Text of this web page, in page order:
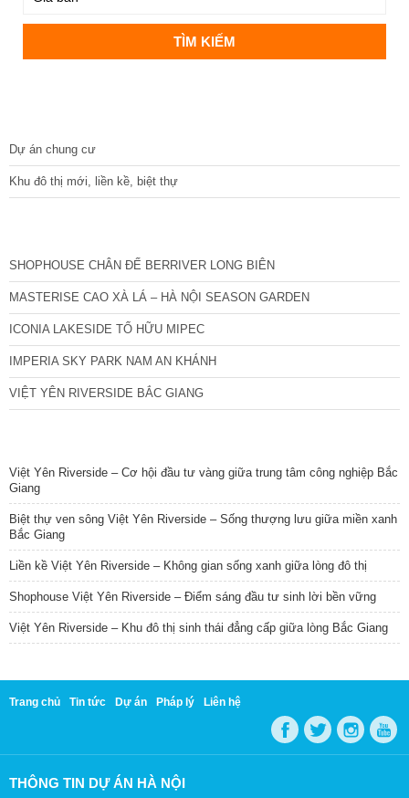
Dự án chung cư
Khu đô thị mới, liền kề, biệt thự
SHOPHOUSE CHÂN ĐẾ BERRIVER LONG BIÊN
MASTERISE CAO XÀ LÁ – HÀ NỘI SEASON GARDEN
ICONIA LAKESIDE TỐ HỮU MIPEC
IMPERIA SKY PARK NAM AN KHÁNH
VIỆT YÊN RIVERSIDE BẮC GIANG
Việt Yên Riverside – Cơ hội đầu tư vàng giữa trung tâm công nghiệp Bắc
Giang
Biệt thự ven sông Việt Yên Riverside – Sống thượng lưu giữa miền xanh
Bắc Giang
Liền kề Việt Yên Riverside – Không gian sống xanh giữa lòng đô thị
Shophouse Việt Yên Riverside – Điểm sáng đầu tư sinh lời bền vững
Việt Yên Riverside – Khu đô thị sinh thái đẳng cấp giữa lòng Bắc Giang
Trang chủ Tin tức Dự án Pháp lý Liên hệ
THÔNG TIN DỰ ÁN HÀ NỘI